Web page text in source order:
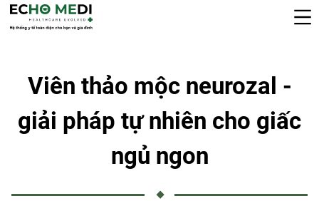
Viên thảo mộc neurozal -
giải pháp tự nhiên cho giấc
ngủ ngon